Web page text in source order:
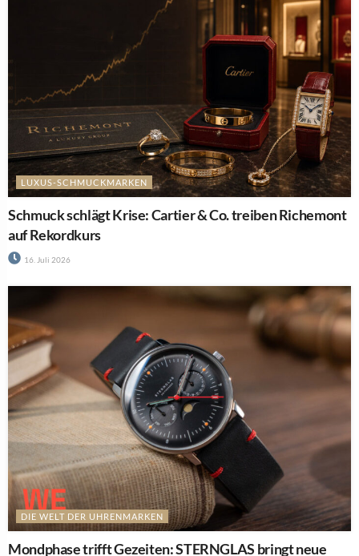
LUXUS-SCHMUCKMARKEN
Schmuck schlägt Krise: Cartier & Co. treiben Richemont
auf Rekordkurs
16. Juli 2026
DIE WELT DER UHRENMARKEN
Mondphase trifft Gezeiten: STERNGLAS bringt neue